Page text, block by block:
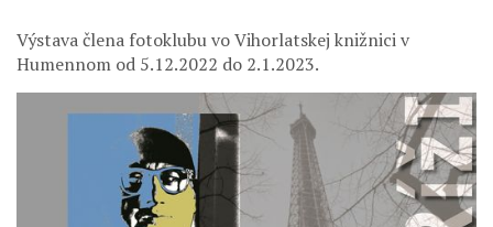
Výstava člena fotoklubu vo Vihorlatskej knižnici v
Humennom od 5.12.2022 do 2.1.2023.